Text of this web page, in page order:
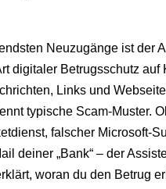
Neuzugänge ist der
digitaler Betrugsschutz auf
Links und
typische Scam-Muster.
falscher Microsoft-
deiner „Bank“ – der
woran du den Betrug